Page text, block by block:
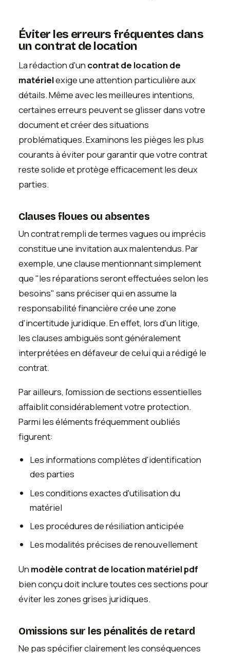
Éviter les erreurs fréquentes dans
un contrat de location
La rédaction d'un contrat de location de
matérielexige une attention particulière aux
détails. Même avec les meilleures intentions,
certaines erreurs peuvent se glisser dans votre
document et créer des situations
problématiques. Examinons les pièges les plus
courants à éviter pour garantir que votre contrat
reste solide et protège efficacement les deux
parties.
Clauses floues ou absentes
Un contrat rempli de termes vagues ou imprécis
constitue une invitation aux malentendus. Par
exemple, une clause mentionnant simplement
que "les réparations seront effectuées selon les
besoins" sans préciser qui en assume la
responsabilité financière crée une zone
d'incertitude juridique. En effet, lors d'un litige,
les clauses ambiguës sont généralement
interprétées en défaveur de celui qui a rédigé le
contrat.
Par ailleurs, l'omission de sections essentielles
affaiblit considérablement votre protection.
Parmi les éléments fréquemment oubliés
figurent:
Les informations complètes d'identification
des parties
Les conditions exactes d'utilisation du
matériel
Les procédures de résiliation anticipée
Les modalités précises de renouvellement
Un modèle contrat de location matériel pdf
bien conçu doit inclure toutes ces sections pour
éviter les zones grises juridiques.
Omissions sur les pénalités de retard
Ne pas spécifier clairement les conséquences